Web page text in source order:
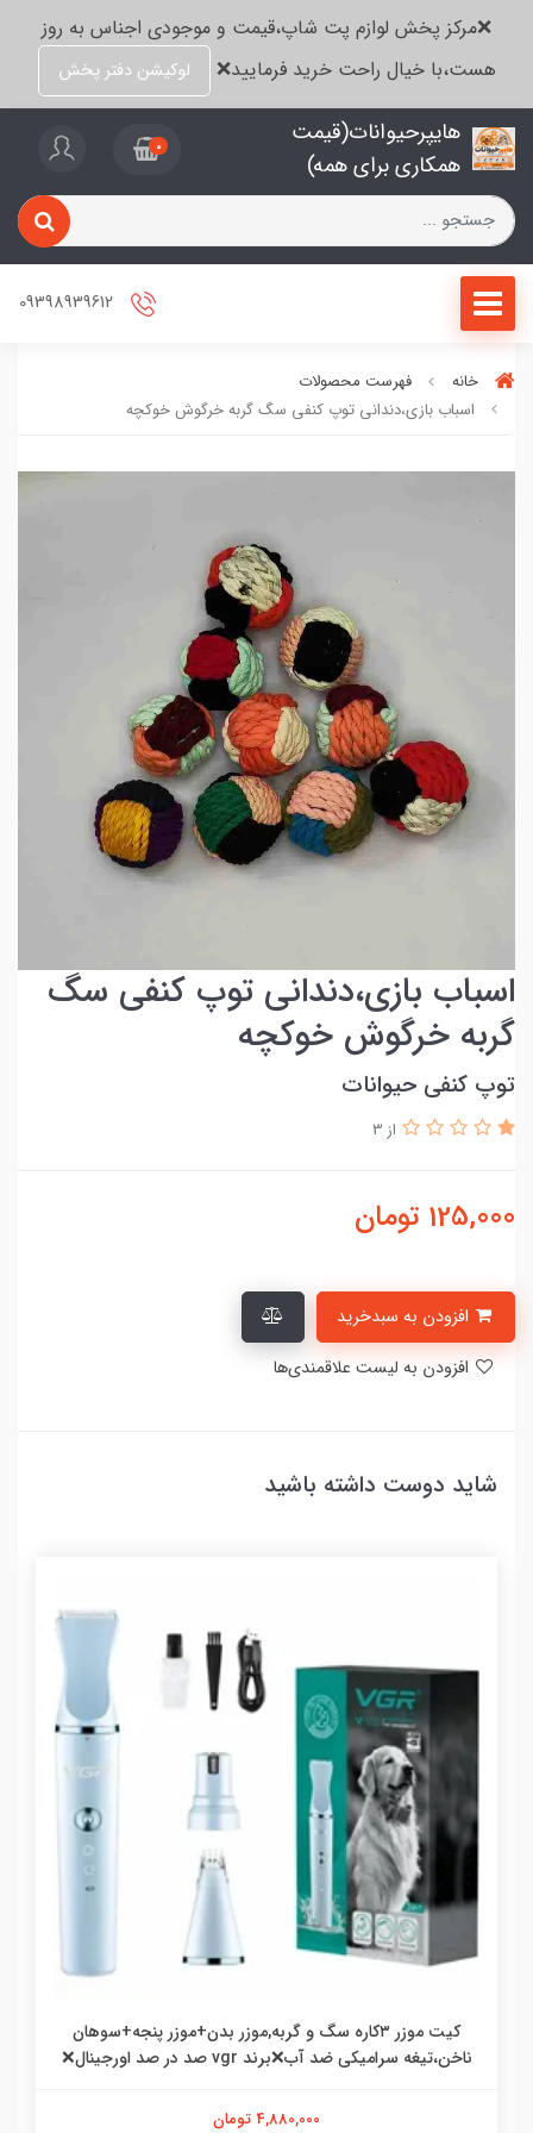
❌مرکز پخش لوازم پت شاپ،قیمت و موجودی اجناس به روز
هست،با خیال راحت خرید فرمایید❌
لوکیشن دفتر پخش
هایپرحیوانات(قیمت
همکاری برای همه)
0
خانه
فهرست محصولات
اسباب بازی،دندانی توپ کنفی سگ گربه خرگوش خوکچه
اسباب بازی،دندانی توپ کنفی سگ
گربه خرگوش خوکچه
توپ کنفی حیوانات
از 3
125,000 تومان
شاید دوست داشته باشید
کیت موزر ۳کاره سگ و گربه,موزر بدن+موزر پنجه+سوهان
ناخن،تیغه سرامیکی ضد آب❌برند vgr صد در صد اورجینال❌
4,880,000 تومان